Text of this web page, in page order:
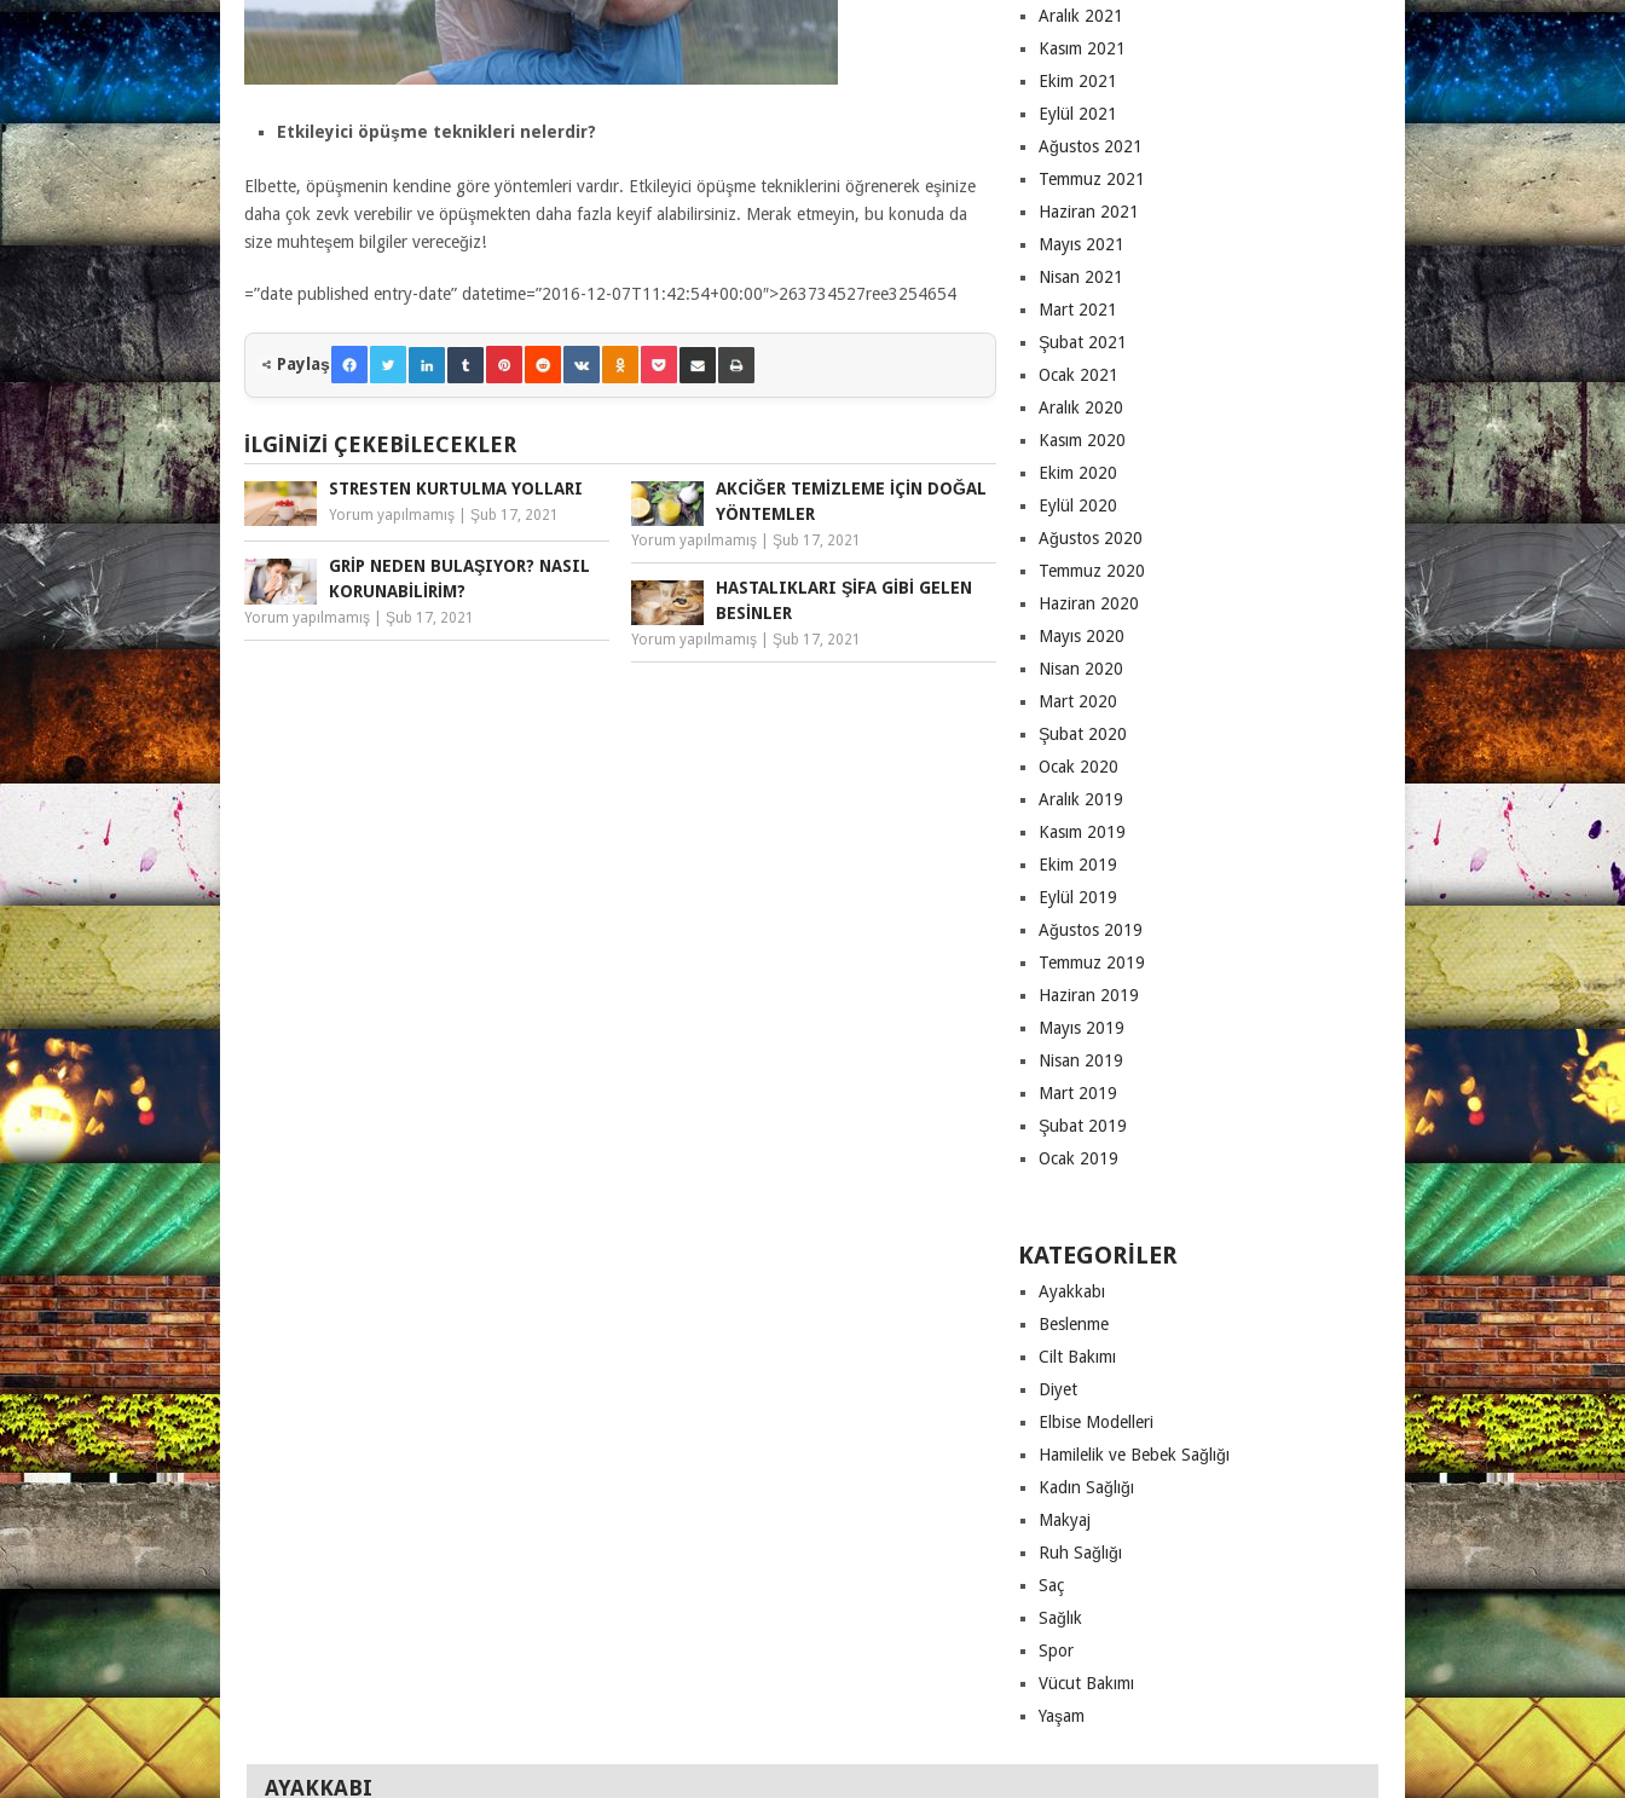
Etkileyici öpüşme teknikleri nelerdir?
Elbette, öpüşmenin kendine göre yöntemleri vardır. Etkileyici öpüşme tekniklerini öğrenerek eşinize
daha çok zevk verebilir ve öpüşmekten daha fazla keyif alabilirsiniz. Merak etmeyin, bu konuda da
size muhteşem bilgiler vereceğiz!
=”date published entry-date” datetime=”2016-12-07T11:42:54+00:00″>263734527ree3254654
Paylaş
İLGINIZI ÇEKEBILECEKLER
STRESTEN KURTULMA YOLLARI
Yorum yapılmamış Şub 17, 2021
AKCIĞER TEMIZLEME İÇIN DOĞAL
YÖNTEMLER
Yorum yapılmamış Şub 17, 2021
GRIP NEDEN BULAŞIYOR? NASIL
KORUNABILIRIM?
Yorum yapılmamış Şub 17, 2021
HASTALIKLARI ŞIFA GIBI GELEN
BESINLER
Yorum yapılmamış Şub 17, 2021
Aralık 2021
Kasım 2021
Ekim 2021
Eylül 2021
Ağustos 2021
Temmuz 2021
Haziran 2021
Mayıs 2021
Nisan 2021
Mart 2021
Şubat 2021
Ocak 2021
Aralık 2020
Kasım 2020
Ekim 2020
Eylül 2020
Ağustos 2020
Temmuz 2020
Haziran 2020
Mayıs 2020
Nisan 2020
Mart 2020
Şubat 2020
Ocak 2020
Aralık 2019
Kasım 2019
Ekim 2019
Eylül 2019
Ağustos 2019
Temmuz 2019
Haziran 2019
Mayıs 2019
Nisan 2019
Mart 2019
Şubat 2019
Ocak 2019
KATEGORILER
Ayakkabı
Beslenme
Cilt Bakımı
Diyet
Elbise Modelleri
Hamilelik ve Bebek Sağlığı
Kadın Sağlığı
Makyaj
Ruh Sağlığı
Saç
Sağlık
Spor
Vücut Bakımı
Yaşam
AYAKKABI